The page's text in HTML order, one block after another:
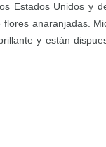
Estados Unidos y
anaranjadas.
y están